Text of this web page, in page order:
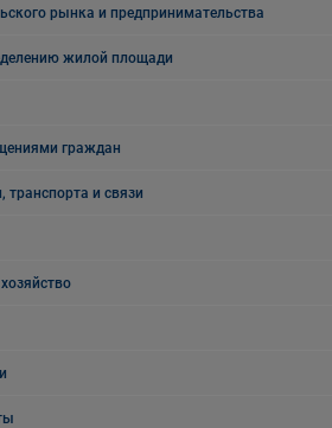
рынка и предпринимательства
жилой площади
граждан
и связи